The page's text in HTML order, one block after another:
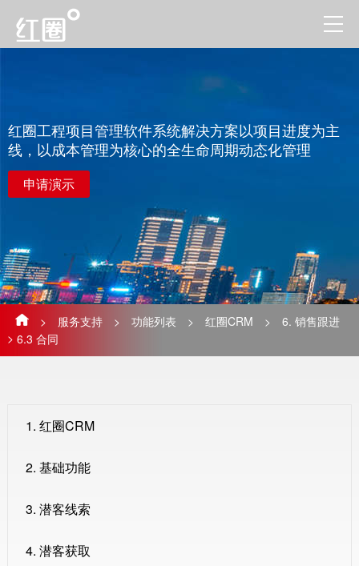
红圈工程项目管理软件系统解决方案以项目进度为主
线，以成本管理为核心的全生命周期动态化管理
申请演示
> 服务支持 > 功能列表 > 红圈CRM >
6. 销售跟进
> 6.3 合同
1. 红圈CRM
2. 基础功能
3. 潜客线索
4. 潜客获取